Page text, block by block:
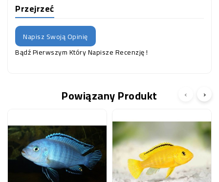
Przejrzeć
Napisz Swoją Opinię
Bądź Pierwszym Który Napisze Recenzję !
Powiązany Produkt ‹ ›